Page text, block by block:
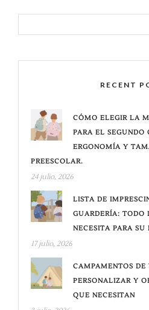
RECENT
CÓMO ELEGIR LA
PARA EL
ERGONOMÍA Y
PREESCOLAR.
24 julio, 2026
LISTA DE
GUARDERÍA: TODO
NECESITA PARA
17 julio, 2026
CAMPAMENTOS
PERSONALIZAR Y
QUE NECESITAN